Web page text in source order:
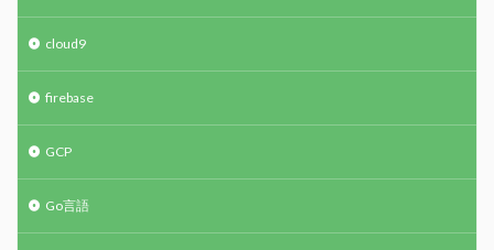
cloud9
firebase
GCP
Go言語